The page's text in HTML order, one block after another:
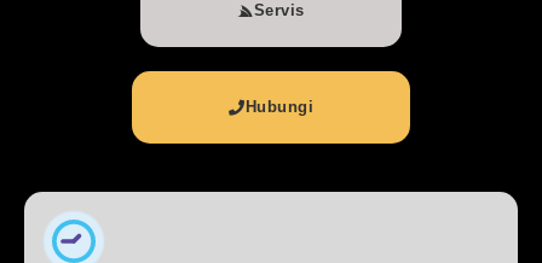
Servis
Hubungi